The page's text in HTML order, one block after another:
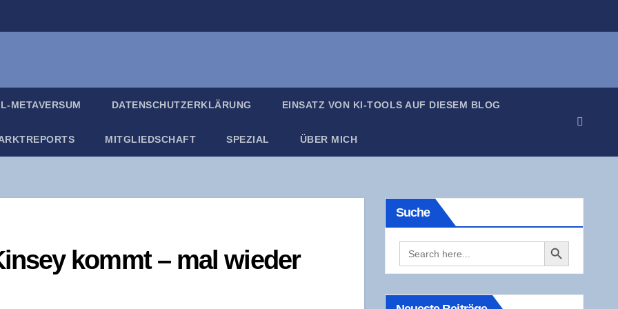
META­VER­SUM DATEN­SCHUTZ­ER­KLÄ­RUNG EIN­SATZ VON KI-TOOLS AUF DIE­SEM BLOG
MIT­GLIED­SCHAFT SPE­ZI­AL ÜBER MICH
kommt – mal wieder
Suche
Search
for:
Search Button